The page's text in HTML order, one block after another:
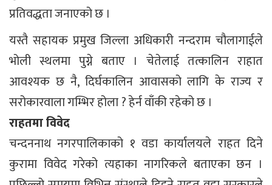
प्रतिवद्धता जनाएको छ ।
यस्तै सहायक प्रमुख जिल्ला अधिकारी नन्दराम चौलागाईले
भोली स्थलमा पुग्ने बताए । चेतेलाई तत्कालिन राहात
आवश्यक छ नै, दिर्घकालिन आवासको लागि के राज्य र
सरोकारवाला गम्भिर होला ? हेर्न वाँकी रहेको छ ।
राहतमा विवेद
चन्दननाथ नगरपालिकाको १ वडा कार्यालयले राहत दिने
कुरामा विवेद गरेको त्यहाका नागरिकले बताएका छन ।